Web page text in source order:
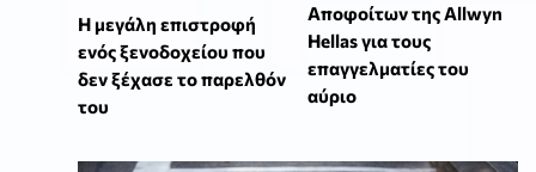
Η μεγάλη επιστροφή
ενός ξενοδοχείου που
δεν ξέχασε το παρελθόν
του
Αποφοίτων της Allwyn
Hellas για τους
επαγγελματίες του
αύριο